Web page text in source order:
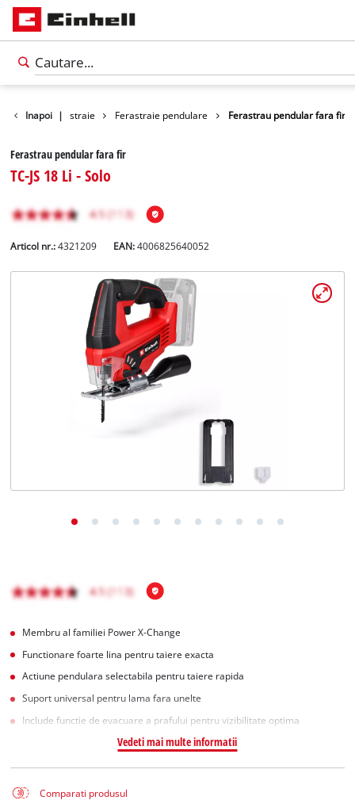
Română
Inapoi |
Unelte Ferastraie Ferastraie pendulare Ferastrau pendular fara fir
Ferastrau pendular fara fir
TC-JS 18 Li - Solo
Articol nr.: 4321209 EAN:4006825640052
Membru al familiei Power X-Change
Functionare foarte lina pentru taiere exacta
Actiune pendulara selectabila pentru taiere rapida
Suport universal pentru lama fara unelte
Include functie de evacuare a prafului pentru vizibilitate optima
Vedeti mai multe informatii
Comparati produsul